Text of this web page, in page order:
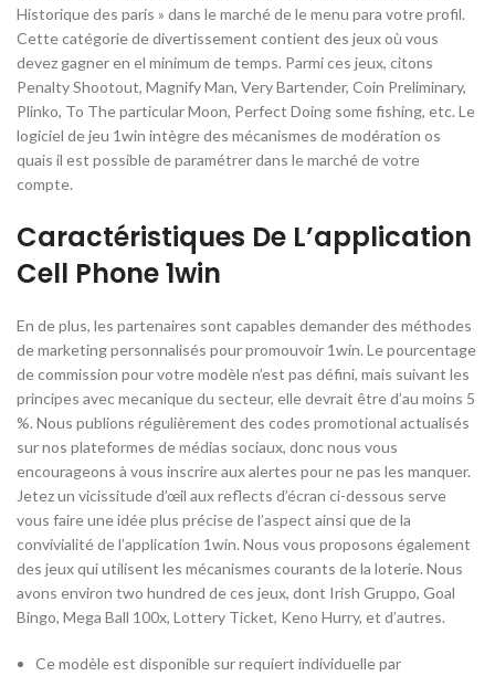
Historique des paris » dans le marché de le menu para votre profil.
Cette catégorie de divertissement contient des jeux où vous
devez gagner en el minimum de temps. Parmi ces jeux, citons
Penalty Shootout, Magnify Man, Very Bartender, Coin Preliminary,
Plinko, To The particular Moon, Perfect Doing some fishing, etc. Le
logiciel de jeu 1win intègre des mécanismes de modération os
quais il est possible de paramétrer dans le marché de votre
compte.
Caractéristiques De L’application
Cell Phone 1win
En de plus, les partenaires sont capables demander des méthodes
de marketing personnalisés pour promouvoir 1win. Le pourcentage
de commission pour votre modèle n’est pas défini, mais suivant les
principes avec mecanique du secteur, elle devrait être d’au moins 5
%. Nous publions régulièrement des codes promotional actualisés
sur nos plateformes de médias sociaux, donc nous vous
encourageons à vous inscrire aux alertes pour ne pas les manquer.
Jetez un vicissitude d’œil aux reflects d’écran ci-dessous serve
vous faire une idée plus précise de l’aspect ainsi que de la
convivialité de l’application 1win. Nous vous proposons également
des jeux qui utilisent les mécanismes courants de la loterie. Nous
avons environ two hundred de ces jeux, dont Irish Gruppo, Goal
Bingo, Mega Ball 100x, Lottery Ticket, Keno Hurry, et d’autres.
Ce modèle est disponible sur requiert individuelle par